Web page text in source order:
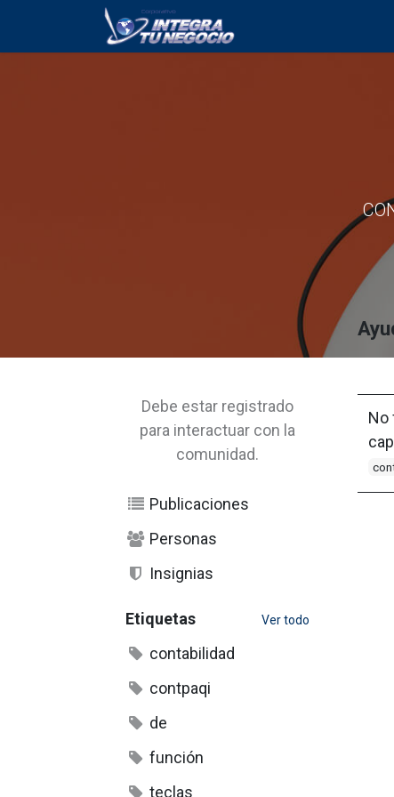
Debe estar registrado
para interactuar con la
comunidad.
Publicaciones
Personas
Insignias
Etiquetas Ver todo
contabilidad
contpaqi
de
función
teclas
No